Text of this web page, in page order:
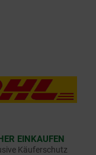
EINKAUFEN
Käuferschutz